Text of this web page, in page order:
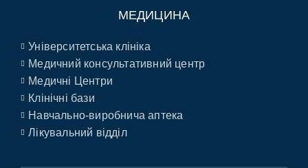
МЕДИЦИНА
Університетська клініка
Медичний консультативний центр
Медичні Центри
Клінічні бази
Навчально-виробнича аптека
Лікувальний відділ